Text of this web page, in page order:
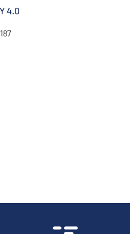
4.0
187